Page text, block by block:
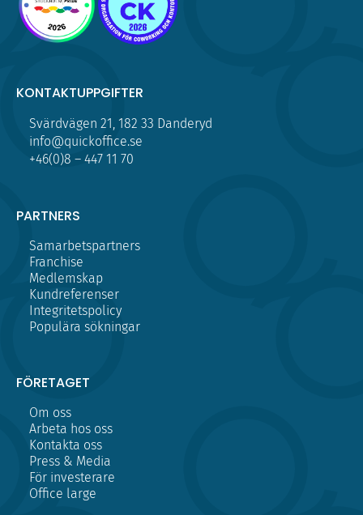
KONTAKTUPPGIFTER
Svärdvägen 21, 182 33 Danderyd
info@quickoffice.se
+46(0)8 – 447 11 70
PARTNERS
Samarbetspartners
Franchise
Medlemskap
Kundreferenser
Integritetspolicy
Populära sökningar
FÖRETAGET
Om oss
Arbeta hos oss
Kontakta oss
Press & Media
För investerare
Office large